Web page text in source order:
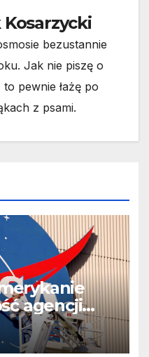
Kosarzycki
bezustannie
Jak nie piszę o
to pewnie łażę po
z psami.
agencji